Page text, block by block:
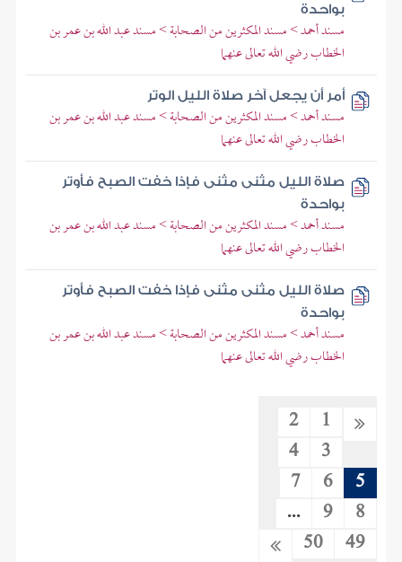
بواحدة
مسند أحمد > مسند المكثرين من الصحابة > مسند عبد الله بن عمر بن
الخطاب رضي الله تعالى عنهما
أمر أن يجعل آخر صلاة الليل الوتر
مسند أحمد > مسند المكثرين من الصحابة > مسند عبد الله بن عمر بن
الخطاب رضي الله تعالى عنهما
صلاة الليل مثنى مثنى فإذا خفت الصبح فأوتر
بواحدة
مسند أحمد > مسند المكثرين من الصحابة > مسند عبد الله بن عمر بن
الخطاب رضي الله تعالى عنهما
صلاة الليل مثنى مثنى فإذا خفت الصبح فأوتر
بواحدة
مسند أحمد > مسند المكثرين من الصحابة > مسند عبد الله بن عمر بن
الخطاب رضي الله تعالى عنهما
1
2
3
4
5
6
7
8
9
...
49
50